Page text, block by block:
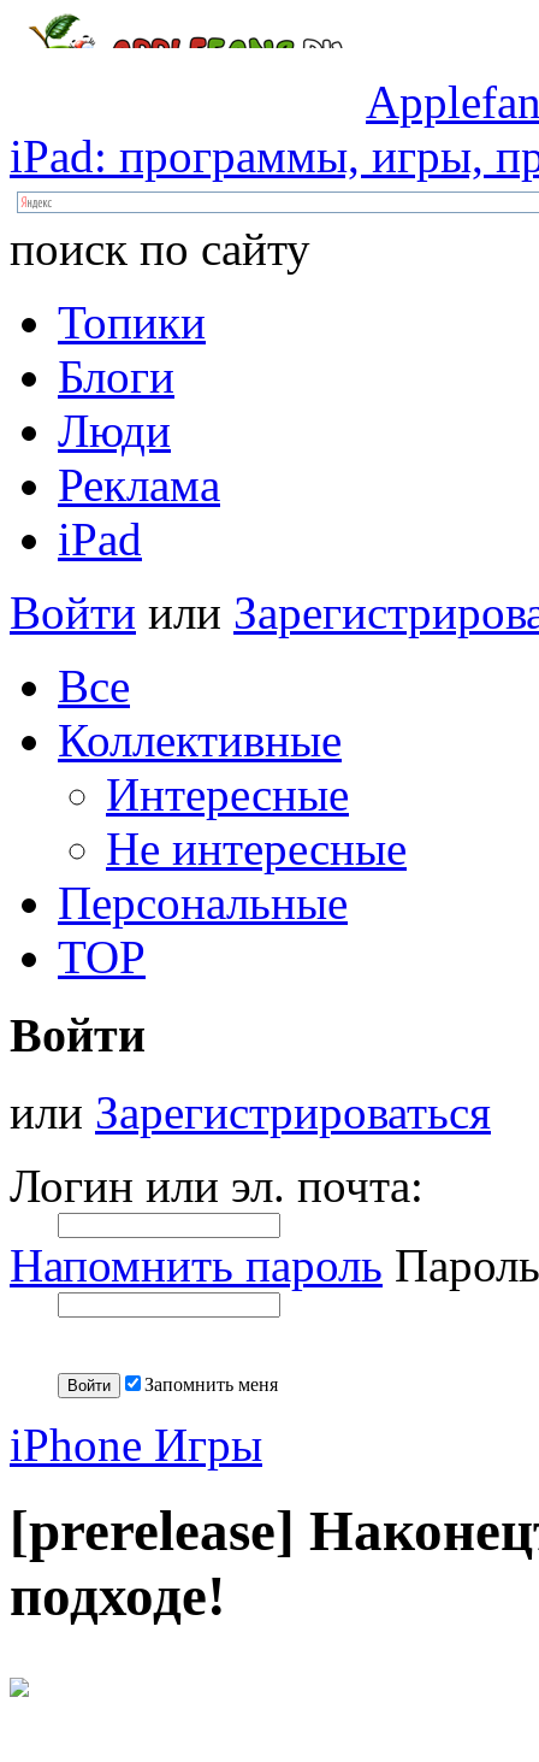
iPad: программы, игры,
поиск по сайту
Топики
Блоги
Люди
Реклама
iPad
Войти или
Все
Коллективные
Интересные
Не интересные
Персональные
TOP
Войти
или Зарегистрироваться
Логин или эл. почта:
Напомнить пароль
Запомнить меня
iPhone Игры
[prerelease]
подходе!